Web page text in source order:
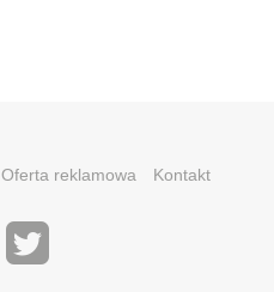
Oferta reklamowa Kontakt